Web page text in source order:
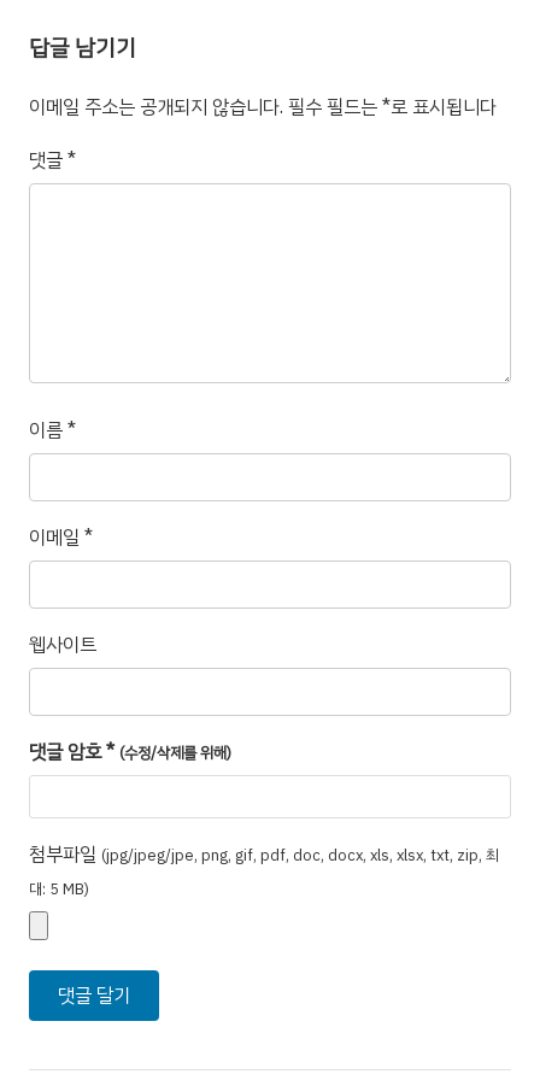
답글 남기기
이메일 주소는 공개되지 않습니다. 필수 필드는*로 표시됩니다
댓글*
이름*
이메일 *
웹사이트
댓글 암호* (수정/삭제를 위해)
첨부파일 (jpg/jpeg/jpe, png, gif, pdf, doc, docx, xls, xlsx, txt, zip, 최
대: 5 MB)